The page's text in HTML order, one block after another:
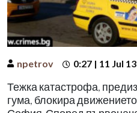
npetrov 0:27 | 11 Jul 13
Тежка катастрофа,
гума, блокира